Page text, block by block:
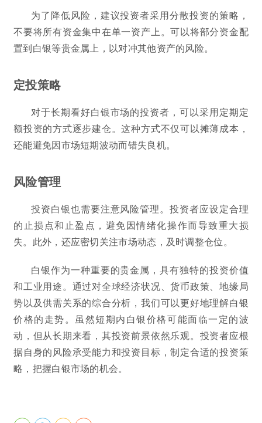
为了降低风险，建议投资者采用分散投资的策略，
不要将所有资金集中在单一资产上。可以将部分资金配
置到白银等贵金属上，以对冲其他资产的风险。
定投策略
对于长期看好白银市场的投资者，可以采用定期定
额投资的方式逐步建仓。这种方式不仅可以摊薄成本，
还能避免因市场短期波动而错失良机。
风险管理
投资白银也需要注意风险管理。投资者应设定合理
的止损点和止盈点，避免因情绪化操作而导致重大损
失。此外，还应密切关注市场动态，及时调整仓位。
白银作为一种重要的贵金属，具有独特的投资价值
和工业用途。通过对全球经济状况、货币政策、地缘局
势以及供需关系的综合分析，我们可以更好地理解白银
价格的走势。虽然短期内白银价格可能面临一定的波
动，但从长期来看，其投资前景依然乐观。投资者应根
据自身的风险承受能力和投资目标，制定合适的投资策
略，把握白银市场的机会。